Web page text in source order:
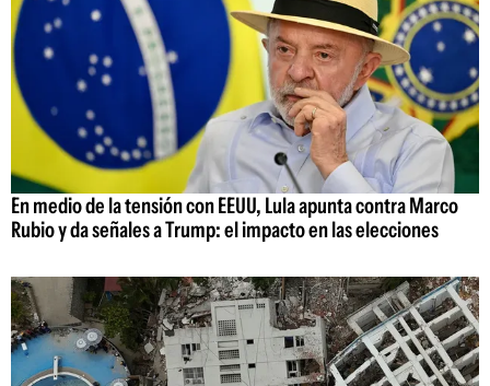
En medio de la tensión con EEUU, Lula apunta contra Marco
Rubio y da señales a Trump: el impacto en las elecciones